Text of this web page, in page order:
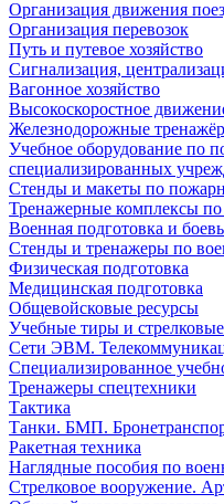
Организация движения
Организация перевозок
Путь и путевое хозяйство
Сигнализация,
Вагонное хозяйство
Высокоскоростное
Железнодорожные
Учебное оборудование по
специализированных
Стенды и макеты по
Тренажерные комплексы
Военная подготовка и
Стенды и тренажеры по
Физическая подготовка
Медицинская подготовка
Общевойсковые ресурсы
Учебные тиры и
Сети ЭВМ.
Специализированное
Тренажеры спецтехники
Тактика
Танки. БМП.
Ракетная техника
Наглядные пособия по
Стрелковое вооружение.